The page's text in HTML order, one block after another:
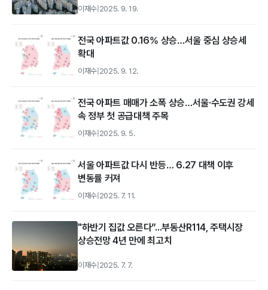
이재수 2025. 9. 19.
전국 아파트값 0.16% 상승…서울 중심 상승세
확대
이재수 2025. 9. 12.
전국 아파트 매매가 소폭 상승…서울·수도권 강세
속 정부 첫 공급대책 주목
이재수 2025. 9. 5.
서울 아파트값 다시 반등… 6.27 대책 이후
변동률 커져
이재수 2025. 7. 11.
"하반기 집값 오른다”...부동산R114, 주택시장
상승전망 4년 만에 최고치
이재수|2025. 7. 7.